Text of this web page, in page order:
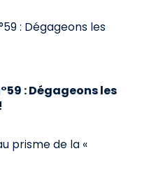
: Dégageons les